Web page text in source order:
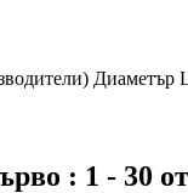
Диаметър
: 1 - 30